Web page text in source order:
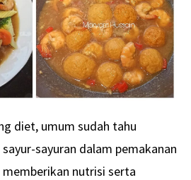
diet, umum sudah tahu
sayuran dalam pemakanan
nutrisi serta